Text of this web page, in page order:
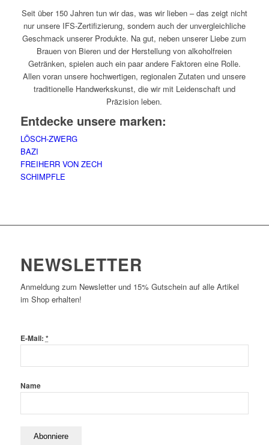
Seit über 150 Jahren tun wir das, was wir lieben – das zeigt nicht
nur unsere IFS-Zertifizierung, sondern auch der unvergleichliche
Geschmack unserer Produkte. Na gut, neben unserer Liebe zum
Brauen von Bieren und der Herstellung von alkoholfreien
Getränken, spielen auch ein paar andere Faktoren eine Rolle.
Allen voran unsere hochwertigen, regionalen Zutaten und unsere
traditionelle Handwerkskunst, die wir mit Leidenschaft und
Präzision leben.
Entdecke unsere marken:
LÖSCH-ZWERG
BAZI
FREIHERR VON ZECH
SCHIMPFLE
NEWSLETTER
Anmeldung zum Newsletter und 15% Gutschein auf alle Artikel
im Shop erhalten!
E-Mail: *
Name